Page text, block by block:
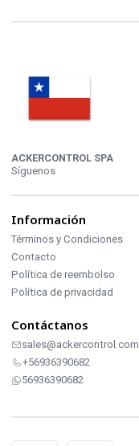
ACKERCONTROL SPA
Síguenos
Información
Términos y Condiciones
Contacto
Política de reembolso
Política de privacidad
Contáctanos
sales@ackercontrol.com
+56936390682
56936390682